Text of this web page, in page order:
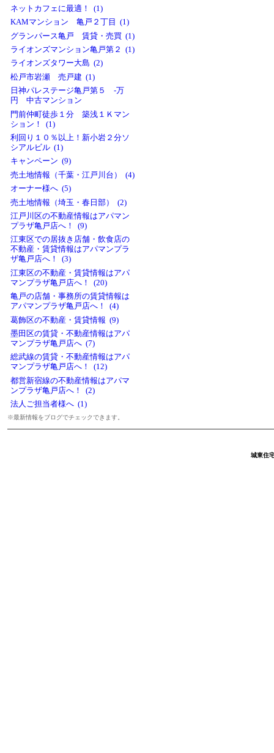
ネットカフェに最適！ (1)
KAMマンション 亀戸２丁目 (1)
グランパース亀戸 賃貸・売買 (1)
ライオンズマンション亀戸第２ (1)
ライオンズタワー大島 (2)
松戸市岩瀬 売戸建 (1)
日神パレステージ亀戸第５ -万
円 中古マンション
門前仲町徒歩１分 築浅１Ｋマン
ション！ (1)
利回り１０％以上！新小岩２分ソ
シアルビル (1)
キャンペーン (9)
売土地情報（千葉・江戸川台） (4)
オーナー様へ (5)
売土地情報（埼玉・春日部） (2)
江戸川区の不動産情報はアパマン
プラザ亀戸店へ！ (9)
江東区での居抜き店舗・飲食店の
不動産・賃貸情報はアパマンプラ
ザ亀戸店へ！ (3)
江東区の不動産・賃貸情報はアパ
マンプラザ亀戸店へ！ (20)
亀戸の店舗・事務所の賃貸情報は
アパマンプラザ亀戸店へ！ (4)
葛飾区の不動産・賃貸情報 (9)
墨田区の賃貸・不動産情報はアパ
マンプラザ亀戸店へ (7)
総武線の賃貸・不動産情報はアパ
マンプラザ亀戸店へ！ (12)
都営新宿線の不動産情報はアパマ
ンプラザ亀戸店へ！ (2)
法人ご担当者様へ (1)
※最新情報をブログでチェックできます。
城東住